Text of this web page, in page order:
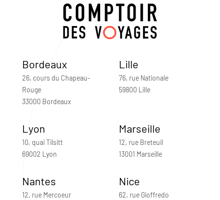
Bordeaux
26, cours du Chapeau-
Rouge
33000 Bordeaux
Lille
76, rue Nationale
59800 Lille
Lyon
10, quai Tilsitt
69002 Lyon
Marseille
12, rue Breteuil
13001 Marseille
Nantes
12, rue Mercoeur
Nice
62, rue Gioffredo